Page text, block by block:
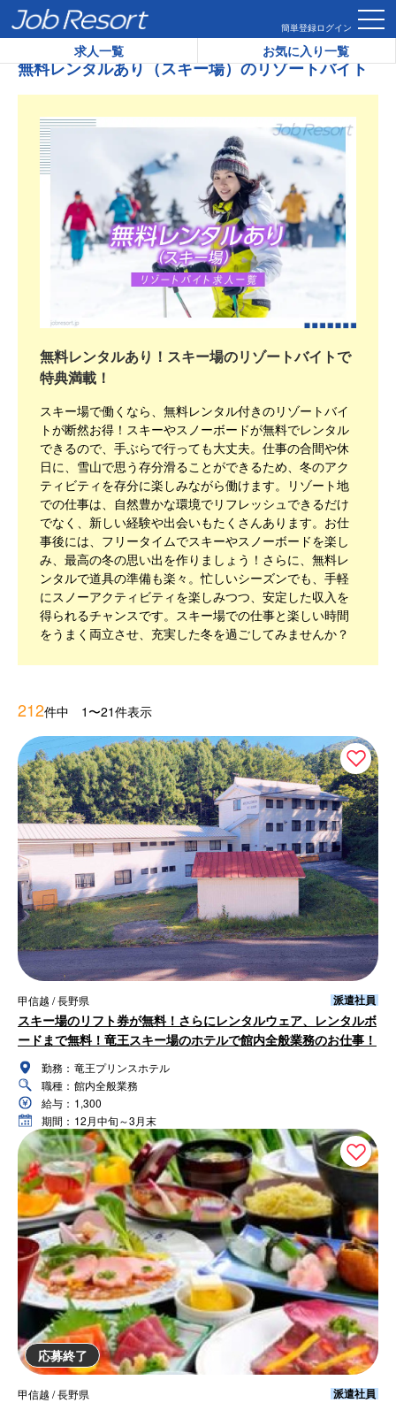
簡単登録ログイン
求人一覧 お気に入り一覧
HOME 無料レンタルあり（スキー場）のリゾートバイト
無料レンタルあり（スキー場）のリゾートバイト
無料レンタルあり！スキー場のリゾートバイトで
特典満載！
スキー場で働くなら、無料レンタル付きのリゾートバイ
トが断然お得！スキーやスノーボードが無料でレンタル
できるので、手ぶらで行っても大丈夫。仕事の合間や休
日に、雪山で思う存分滑ることができるため、冬のアク
ティビティを存分に楽しみながら働けます。リゾート地
での仕事は、自然豊かな環境でリフレッシュできるだけ
でなく、新しい経験や出会いもたくさんあります。お仕
事後には、フリータイムでスキーやスノーボードを楽し
み、最高の冬の思い出を作りましょう！さらに、無料レ
ンタルで道具の準備も楽々。忙しいシーズンでも、手軽
にスノーアクティビティを楽しみつつ、安定した収入を
得られるチャンスです。スキー場での仕事と楽しい時間
をうまく両立させ、充実した冬を過ごしてみませんか？
212件中 1〜21件表示
甲信越 / 長野県 派遣社員
スキー場のリフト券が無料！さらにレンタルウェア、レンタルボ
ードまで無料！竜王スキー場のホテルで館内全般業務のお仕事！
勤務： 竜王プリンスホテル
職種： 館内全般業務
給与： 1,300
期間： 12月中旬～3月末
応募終了
甲信越 / 長野県 派遣社員